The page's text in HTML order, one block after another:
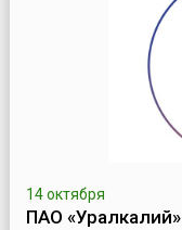
14 октября
ПAO «Уралкалий»